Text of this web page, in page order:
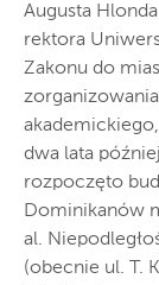
Augusta
rektora
Zakonu do
dwa lata
rozpoczęto
Dominikanów
al.
(obecnie ul. T.